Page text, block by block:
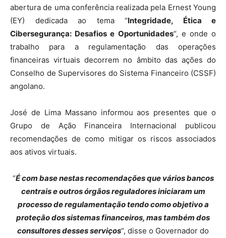
abertura de uma conferência realizada pela Ernest Young
(EY) dedicada ao tema “Integridade, Ética e
Cibersegurança: Desafios e Oportunidades“, e onde o
trabalho para a regulamentação das operações
financeiras virtuais decorrem no âmbito das ações do
Conselho de Supervisores do Sistema Financeiro (CSSF)
angolano.
José de Lima Massano informou aos presentes que o
Grupo de Ação Financeira Internacional publicou
recomendações de como mitigar os riscos associados
aos ativos virtuais.
“É com base nestas recomendações que vários bancos
centrais e outros órgãos reguladores iniciaram um
processo de regulamentação tendo como objetivo a
proteção dos sistemas financeiros, mas também dos
consultores desses serviços“, disse o Governador do